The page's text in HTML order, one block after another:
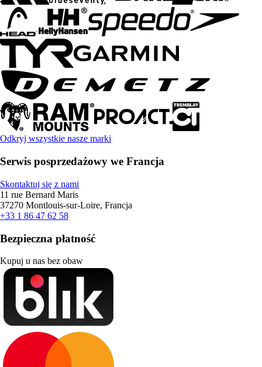
Odkryj wszystkie nasze marki
Serwis posprzedażowy we Francja
Skontaktuj się z nami
11 rue Bernard Maris
37270 Montlouis-sur-Loire, Francja
+33 1 86 47 62 58
Bezpieczna płatność
Kupuj u nas bez obaw